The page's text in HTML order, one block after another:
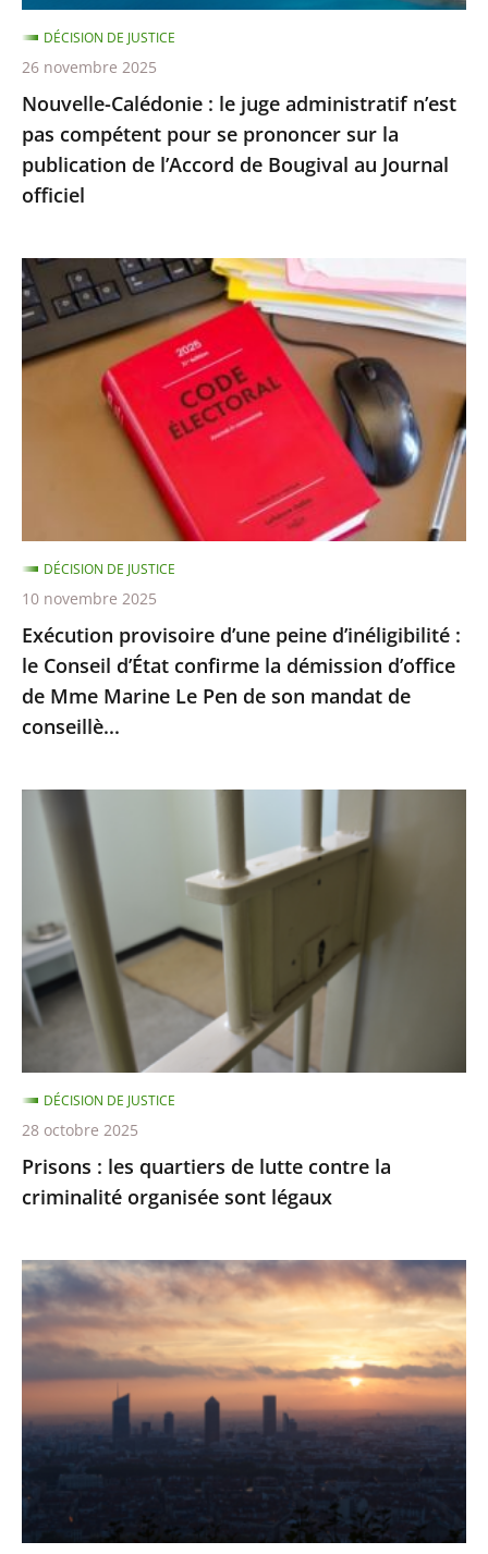
pour
se
prononcer
sur
la
publication
de
de
Bougival
au
Journal
Nouvelle-Calédonie : le juge administratif n’est
pas compétent pour se prononcer sur la
publication de l’Accord de Bougival au Journal
officiel
DÉCISION DE JUSTICE
26 novembre 2025
Exécution
provisoire
d’une
peine
d’inéligibilité
confirme
la
démission
d’office
de
Mme
Marine
Pen
son
mandat
conseillè...
Exécution provisoire d’une peine d’inéligibilité :
le Conseil d’État confirme la démission d’office
de Mme Marine Le Pen de son mandat de
conseillè...
DÉCISION DE JUSTICE
10 novembre 2025
Prisons
quartiers
de
lutte
contre
la
criminalité
organisée
sont
légaux
Prisons : les quartiers de lutte contre la
criminalité organisée sont légaux
DÉCISION DE JUSTICE
28 octobre 2025
Émissions
de
gaz
à
de
serre
:
des
résultats